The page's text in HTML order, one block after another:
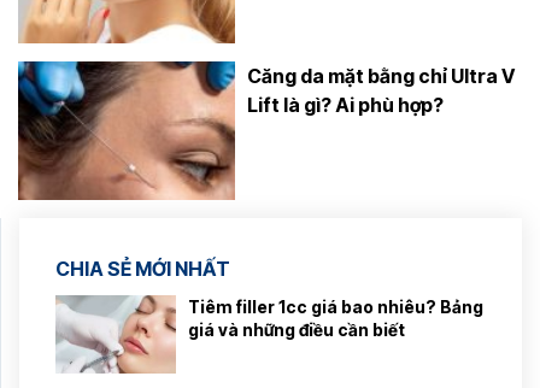
Căng da mặt bằng chỉ Ultra V
Lift là gì? Ai phù hợp?
CHIA SẺ MỚI NHẤT
Tiêm filler 1cc giá bao nhiêu? Bảng
giá và những điều cần biết